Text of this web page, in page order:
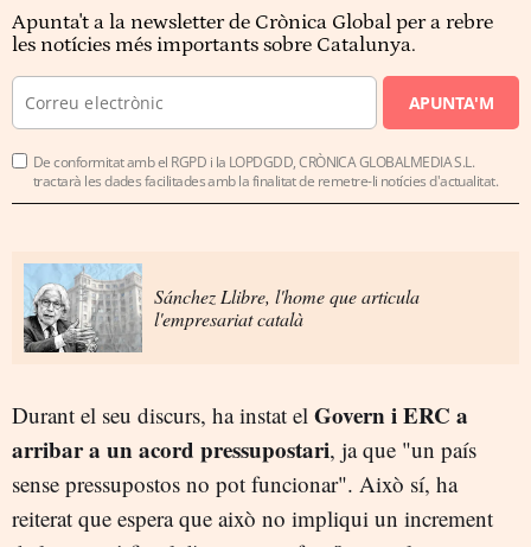
Apunta't a la newsletter de Crònica Global per a rebre
les notícies més importants sobre Catalunya.
APUNTA'M
De conformitat amb el RGPD i la LOPDGDD, CRÒNICA GLOBALMEDIA S.L.
tractarà les dades facilitades amb la finalitat de remetre-li notícies d'actualitat.
Sánchez Llibre, l'home que articula
l'empresariat català
Durant el seu discurs, ha instat el Govern i ERC a
arribar a un acord pressupostari, ja que "un país
sense pressupostos no pot funcionar". Això sí, ha
reiterat que espera que això no impliqui un increment